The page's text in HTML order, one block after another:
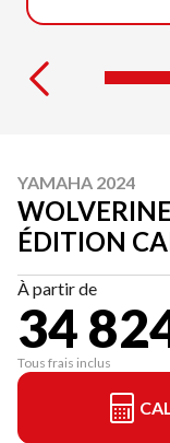
YAMAHA 2024
ÉDITION
À partir de
34
Tous frais inclus